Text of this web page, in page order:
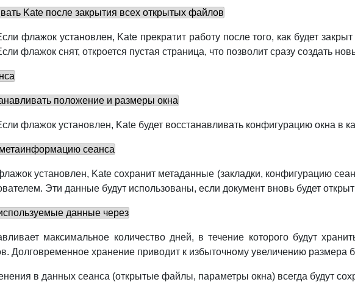
Kate после закрытия всех открытых файлов
флажок установлен, Kate прекратит работу после того, как будет
флажок снят, откроется пустая страница, что позволит сразу создать
положение и размеры окна
флажок установлен, Kate будет восстанавливать конфигурацию окна в
сеанса
установлен, Kate сохранит метаданные (закладки, конфигурацию
Эти данные будут использованы, если документ вновь будет
данные через
максимальное количество дней, в течение которого будут
Долговременное хранение приводит к избыточному увеличению размера
в данных сеанса (открытые файлы, параметры окна) всегда будут